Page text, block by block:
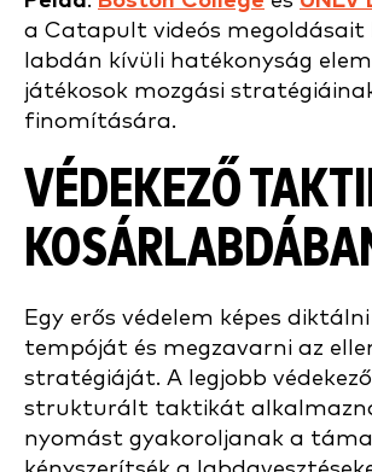
a Catapult videós megoldásait
labdán kívüli hatékonyság
játékosok mozgási
finomítására.
VÉDEKEZŐ
Egy erős védelem képes
tempóját és megzavarni az
stratégiáját. A legjobb
strukturált taktikát
nyomást gyakoroljanak a